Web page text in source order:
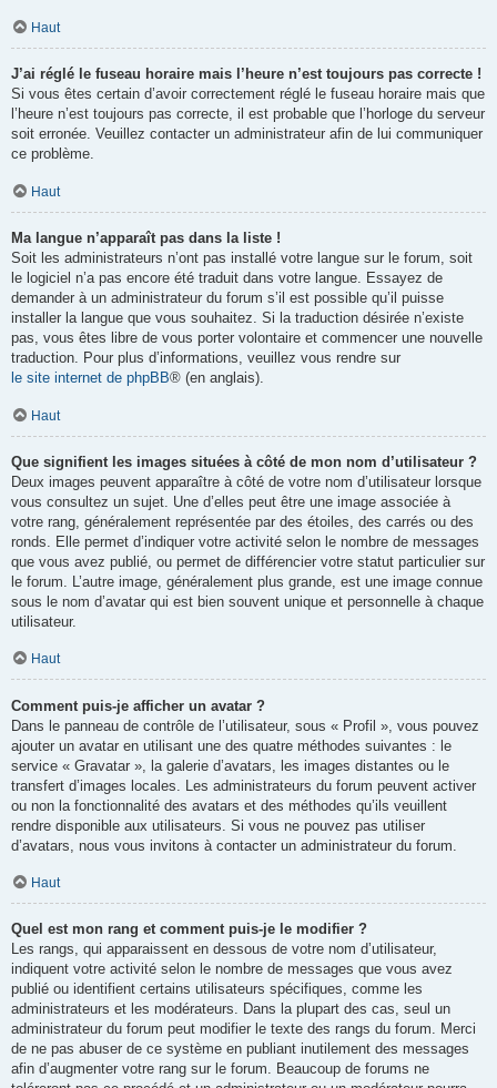
Haut
J’ai réglé le fuseau horaire mais l’heure n’est toujours pas correcte !
Si vous êtes certain d’avoir correctement réglé le fuseau horaire mais que
l’heure n’est toujours pas correcte, il est probable que l’horloge du serveur
soit erronée. Veuillez contacter un administrateur afin de lui communiquer
ce problème.
Haut
Ma langue n’apparaît pas dans la liste !
Soit les administrateurs n’ont pas installé votre langue sur le forum, soit
le logiciel n’a pas encore été traduit dans votre langue. Essayez de
demander à un administrateur du forum s’il est possible qu’il puisse
installer la langue que vous souhaitez. Si la traduction désirée n’existe
pas, vous êtes libre de vous porter volontaire et commencer une nouvelle
traduction. Pour plus d’informations, veuillez vous rendre sur
le site internet de phpBB® (en anglais).
Haut
Que signifient les images situées à côté de mon nom d’utilisateur ?
Deux images peuvent apparaître à côté de votre nom d’utilisateur lorsque
vous consultez un sujet. Une d’elles peut être une image associée à
votre rang, généralement représentée par des étoiles, des carrés ou des
ronds. Elle permet d’indiquer votre activité selon le nombre de messages
que vous avez publié, ou permet de différencier votre statut particulier sur
le forum. L’autre image, généralement plus grande, est une image connue
sous le nom d’avatar qui est bien souvent unique et personnelle à chaque
utilisateur.
Haut
Comment puis-je afficher un avatar ?
Dans le panneau de contrôle de l’utilisateur, sous « Profil », vous pouvez
ajouter un avatar en utilisant une des quatre méthodes suivantes : le
service « Gravatar », la galerie d’avatars, les images distantes ou le
transfert d’images locales. Les administrateurs du forum peuvent activer
ou non la fonctionnalité des avatars et des méthodes qu’ils veuillent
rendre disponible aux utilisateurs. Si vous ne pouvez pas utiliser
d’avatars, nous vous invitons à contacter un administrateur du forum.
Haut
Quel est mon rang et comment puis-je le modifier ?
Les rangs, qui apparaissent en dessous de votre nom d’utilisateur,
indiquent votre activité selon le nombre de messages que vous avez
publié ou identifient certains utilisateurs spécifiques, comme les
administrateurs et les modérateurs. Dans la plupart des cas, seul un
administrateur du forum peut modifier le texte des rangs du forum. Merci
de ne pas abuser de ce système en publiant inutilement des messages
afin d’augmenter votre rang sur le forum. Beaucoup de forums ne